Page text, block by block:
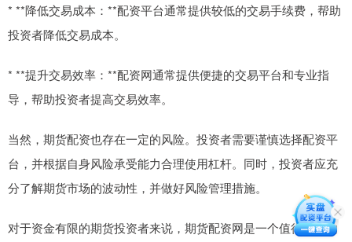
* **降低交易成本：**配资平台通常提供较低的交易手续费，帮助
投资者降低交易成本。
* **提升交易效率：**配资网通常提供便捷的交易平台和专业指
导，帮助投资者提高交易效率。
当然，期货配资也存在一定的风险。投资者需要谨慎选择配资平
台，并根据自身风险承受能力合理使用杠杆。同时，投资者应充
分了解期货市场的波动性，并做好风险管理措施。
对于资金有限的期货投资者来说，期货配资网是一个值得考虑的